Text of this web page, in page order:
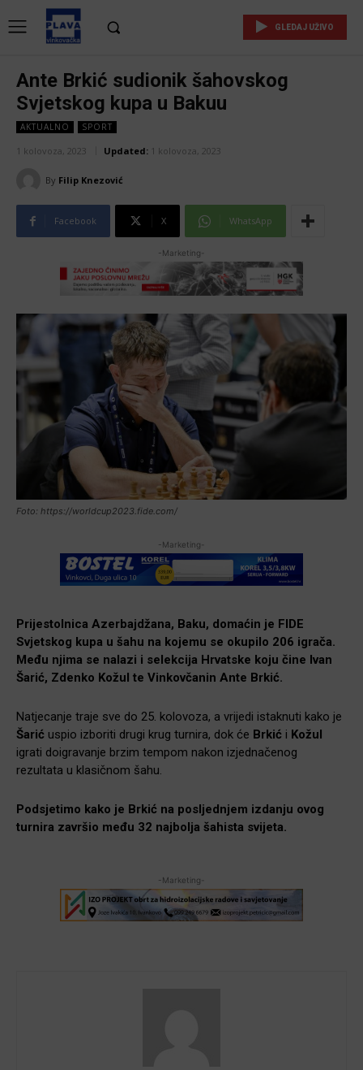
GLEDAJ UŽIVO
Ante Brkić sudionik šahovskog
Svjetskog kupa u Bakuu
AKTUALNO SPORT
1 kolovoza, 2023 Updated: 1 kolovoza, 2023
By Filip Knezović
Facebook X WhatsApp
-Marketing-
Foto: https://worldcup2023.fide.com/
-Marketing-
Prijestolnica Azerbajdžana, Baku, domaćin je FIDE
Svjetskog kupa u šahu na kojemu se okupilo 206 igrača.
Među njima se nalazi i selekcija Hrvatske koju čine Ivan
Šarić, Zdenko Kožul te Vinkovčanin Ante Brkić.
Natjecanje traje sve do 25. kolovoza, a vrijedi istaknuti kako je
Šarić uspio izboriti drugi krug turnira, dok će Brkić i Kožul
igrati doigravanje brzim tempom nakon izjednačenog
rezultata u klasičnom šahu.
Podsjetimo kako je Brkić na posljednjem izdanju ovog
turnira završio među 32 najbolja šahista svijeta.
-Marketing-